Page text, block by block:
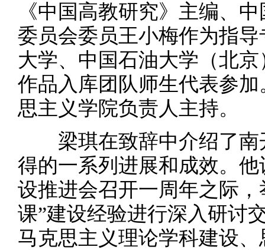
《中国高教研究》主编、
委员会委员王小梅作为指
大学、中国石油大学（北
作品入库团队师生代表参
思主义学院负责人主持。
梁琪在致辞中介绍了南
得的一系列进展和成效。
设推进会召开一周年之际
课”建设经验进行深入研讨
马克思主义理论学科建设